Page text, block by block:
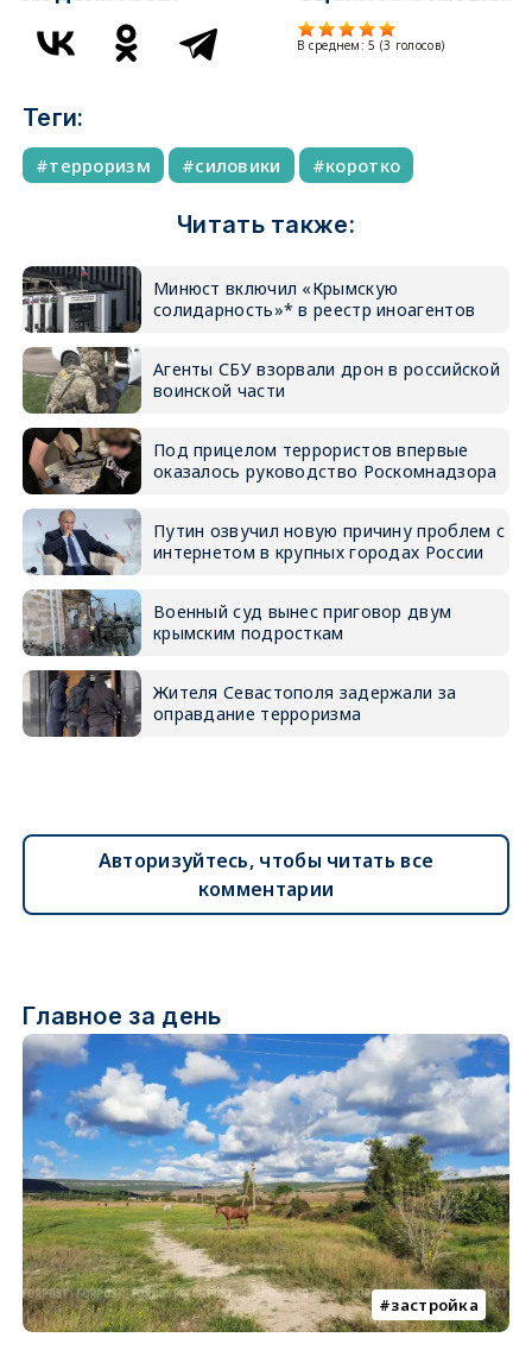
В среднем:5 (3 голосов)
Теги:
терроризм силовики коротко
Читать также:
Минюст включил «Крымскую
солидарность»* в реестр иноагентов
Агенты СБУ взорвали дрон в российской
воинской части
Под прицелом террористов впервые
оказалось руководство Роскомнадзора
Путин озвучил новую причину проблем с
интернетом в крупных городах России
Военный суд вынес приговор двум
крымским подросткам
Жителя Севастополя задержали за
оправдание терроризма
Авторизуйтесь, чтобы читать все
комментарии
Главное за день
застройка